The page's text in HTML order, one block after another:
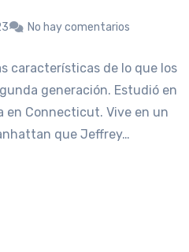
No hay comentarios
características de lo que los
generación. Estudió en
en Connecticut. Vive en un
que Jeffrey…